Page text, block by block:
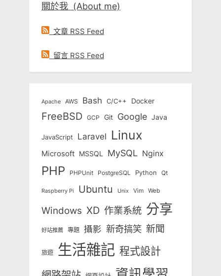
關於我 (About me)
文章 RSS Feed
留言 RSS Feed
Apache AWS Bash C/C++ Docker
FreeBSD GCP Git Google Java
JavaScript Laravel Linux
Microsoft MSSQL MySQL Nginx
PHP PHPUnit PostgreSQL Python Qt
Raspberry Pi Ubuntu Unix Vim Web
Windows XD 作業系統 分享
好站推薦 專題 攝影 新奇搞笑 新聞
旅遊 生活雜記 程式設計